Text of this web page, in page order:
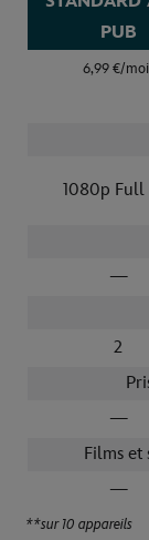
PUB
6,99 €/
1080p Full
—
2
—
Films
—
**sur 10 appareils